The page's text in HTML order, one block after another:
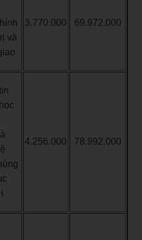
và
3.770.000 69.972.000
4.256.000 78.992.000